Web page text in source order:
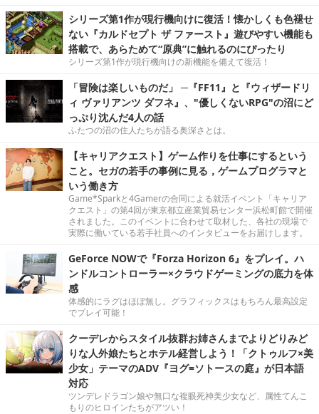
シリーズ第1作が現行機向けに復活！懐かしくも色褪せ
ない『カルドセプト ザ ファースト』遊びやすい機能も
搭載で、あらためて“原典”に触れるのにぴったり
シリーズ第1作が現行機向けの新機能を備えて復活！
「冒険は楽しいものだ」 ─『FF11』と『ウィザードリ
ィ ヴァリアンツ ダフネ』、"優しくないRPG"の沼にど
っぷり沈んだ4人の話
ふたつの沼の住人たちが語る奥深さとは。
【キャリアクエスト】ゲーム作りを仕事にするという
こと。セガの若手の事例に見る，ゲームプログラマと
いう働き方
Game*Sparkと4Gamerの合同による就活イベント「キャリア
クエスト」の第4回が東京都立産業貿易センター浜松町館で開催
されました。このイベントに合わせて取材した、各社の現場で
実際に働いている若手社員へのインタビューをお届けします。
GeForce NOWで『Forza Horizon 6』をプレイ。ハ
ンドルコントローラー×クラウドゲーミングの底力を体
感
体感的にラグはほぼ無し。グラフィックスはもちろん最高設定
でプレイ可能！
クーデレからスタイル抜群お姉さんまでよりどりみど
りな人外娘たちとホテル経営しよう！「クトゥルフ×美
少女」テーマのADV『ヨグ=ソトースの庭』が日本語
対応
ツンデレドラゴン娘や無口な複眼死神美少女など、属性てんこ
もりのヒロインたちがアツい！